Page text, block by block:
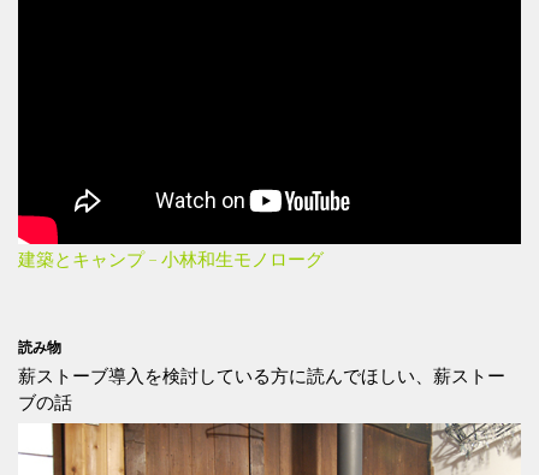
建築とキャンプ – 小林和生モノローグ
読み物
薪ストーブ導入を検討している方に読んでほしい、薪ストー
ブの話